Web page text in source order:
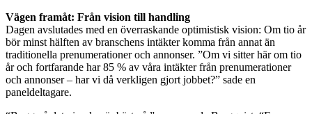
Vägen framåt: Från vision till handling
Dagen avslutades med en överraskande optimistisk vision: Om tio år
bör minst hälften av branschens intäkter komma från annat än
traditionella prenumerationer och annonser. ”Om vi sitter här om tio
år och fortfarande har 85 % av våra intäkter från prenumerationer
och annonser – har vi då verkligen gjort jobbet?” sade en
paneldeltagare.